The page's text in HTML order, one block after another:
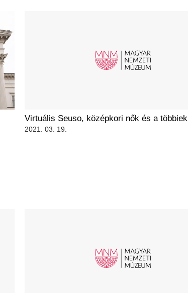
Virtuális Seuso, középkori nők és a többiek
2021. 03. 19.